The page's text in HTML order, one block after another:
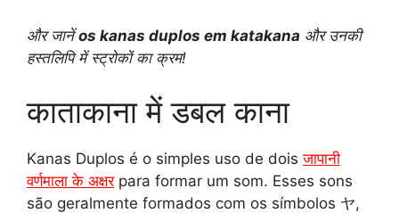
a
s
A
p
l
r
a
n
t
e
r
e
b
o
o
L
i
n
और जानेंos kanas duplos em katakana और उनकी
हस्तलिपि में स्ट्रोकों का क्रम!
काताकाना में डबल काना
Kanas Duplos é o simples uso de doisजापानी
वर्णमाला के अक्षरpara formar um som. Esses sons
são geralmente formados com os símbolos ヤ,